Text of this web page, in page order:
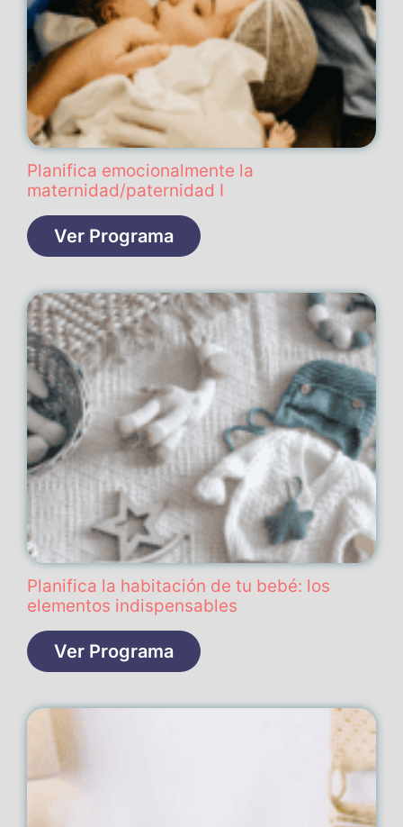
Planifica emocionalmente la
maternidad/paternidad I
Ver Programa
Planifica la habitación de tu bebé: los
elementos indispensables
Ver Programa